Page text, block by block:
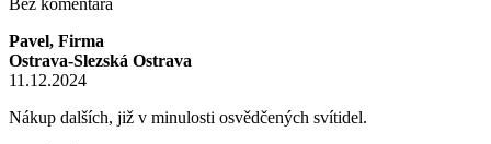
Bez komentára
Pavel, Firma
Ostrava-Slezská Ostrava
11.12.2024
Nákup dalších, již v minulosti osvědčených svítidel.